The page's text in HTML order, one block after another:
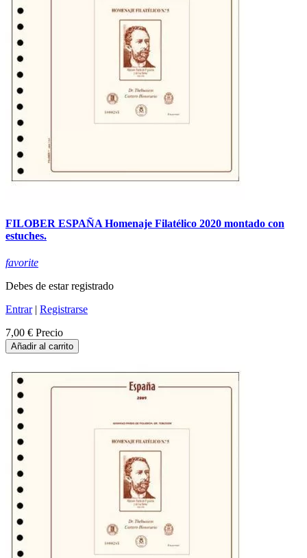
FILOBER ESPAÑA Homenaje Filatélico 2020 montado con
estuches.
favorite
Debes de estar registrado
Entrar| Registrarse
7,00 € Precio
Añadir al carrito